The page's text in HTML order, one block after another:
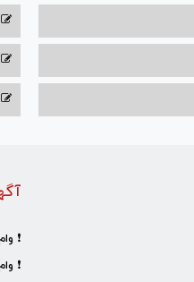
❗
❗